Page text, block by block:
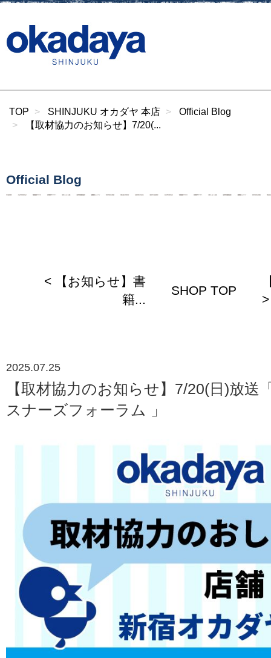
TOP SHINJUKU オカダヤ 本店
Official Blog
【取材協力のお知らせ】7/20(...
Official Blog
< 【お知らせ】書
籍...
SHOP TOP
>
2025.07.25
【取材協力のお知らせ】7/20(日)放送
スナーズフォーラム 」